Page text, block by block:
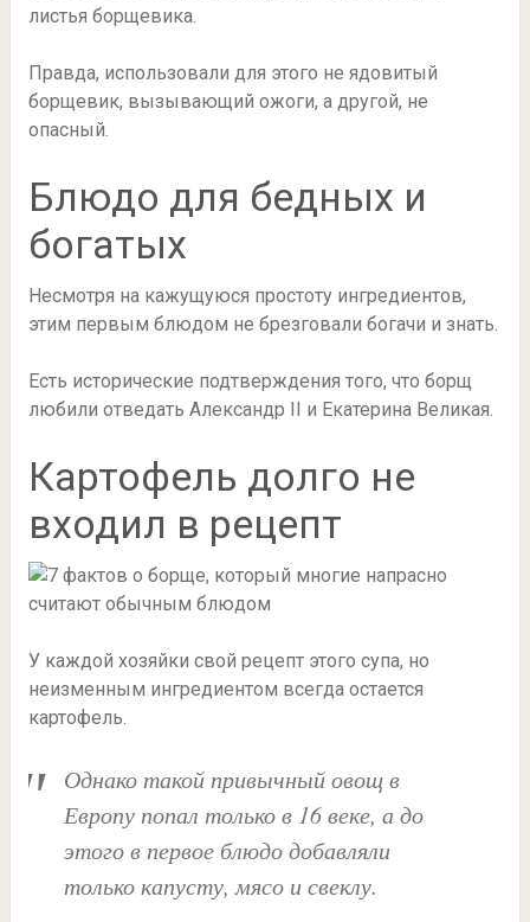
листья борщевика.
Правда, использовали для этого не ядовитый
борщевик, вызывающий ожоги, а другой, не
опасный.
Блюдо для бедных и
богатых
Несмотря на кажущуюся простоту ингредиентов,
этим первым блюдом не брезговали богачи и знать.
Есть исторические подтверждения того, что борщ
любили отведать Александр II и Екатерина Великая.
Картофель долго не
входил в рецепт
У каждой хозяйки свой рецепт этого супа, но
неизменным ингредиентом всегда остается
картофель.
Однако такой привычный овощ в
Европу попал только в 16 веке, а до
этого в первое блюдо добавляли
только капусту, мясо и свеклу.